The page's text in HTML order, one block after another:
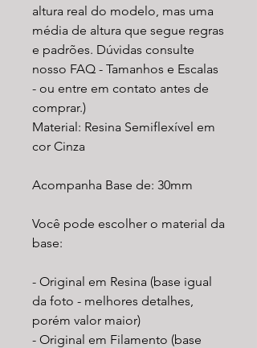
altura real do modelo, mas uma
média de altura que segue regras
e padrões. Dúvidas consulte
nosso FAQ - Tamanhos e Escalas
- ou entre em contato antes de
comprar.)
Material: Resina Semiflexível em
cor Cinza
Acompanha Base de: 30mm
Você pode escolher o material da
base:
- Original em Resina (base igual
da foto - melhores detalhes,
porém valor maior)
- Original em Filamento (base